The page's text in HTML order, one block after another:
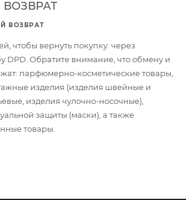
ВОЗВРАТ
чтобы вернуть покупку: через
DPD. Обратите внимание, что обмену и
парфюмерно-косметические товары,
изделия (изделия швейные и
изделия чулочно-носочные),
защиты (маски), а также
товары.